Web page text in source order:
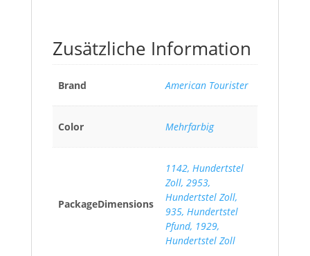
Zusätzliche Information
Brand American Tourister
Color Mehrfarbig
PackageDimensions
1142, Hundertstel
Zoll, 2953,
Hundertstel Zoll,
935, Hundertstel
Pfund, 1929,
Hundertstel Zoll